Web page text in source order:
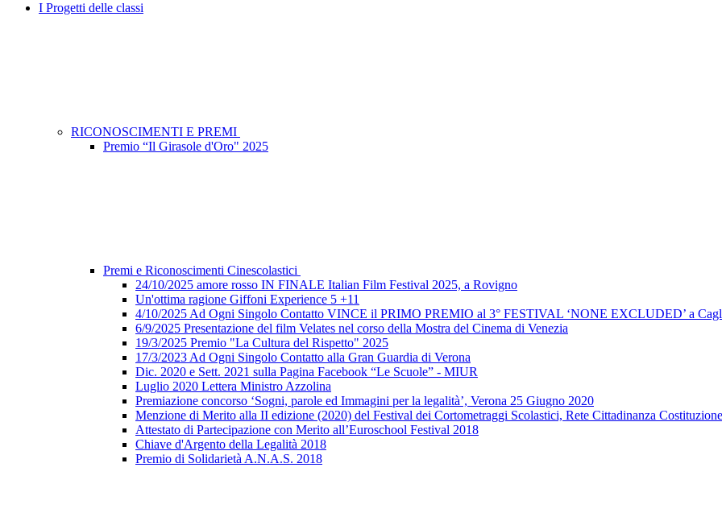
I Progetti delle classi
RICONOSCIMENTI E PREMI
Premio “Il Girasole d'Oro" 2025
Premi e Riconoscimenti Cinescolastici
24/10/2025 amore rosso IN FINALE Italian Film Festival 2025, a Rovigno
Un'ottima ragione Giffoni Experience 5 +11
4/10/2025 Ad Ogni Singolo Contatto VINCE il PRIMO PREMIO al 3° FESTIVAL ‘NONE EXCLUDED’ a
6/9/2025 Presentazione del film Velates nel corso della Mostra del Cinema di Venezia
19/3/2025 Premio "La Cultura del Rispetto" 2025
17/3/2023 Ad Ogni Singolo Contatto alla Gran Guardia di Verona
Dic. 2020 e Sett. 2021 sulla Pagina Facebook “Le Scuole” - MIUR
Luglio 2020 Lettera Ministro Azzolina
Premiazione concorso ‘Sogni, parole ed Immagini per la legalità’, Verona 25 Giugno 2020
Menzione di Merito alla II edizione (2020) del Festival dei Cortometraggi Scolastici, Rete Cittadinanza
Attestato di Partecipazione con Merito all’Euroschool Festival 2018
Chiave d'Argento della Legalità 2018
Premio di Solidarietà A.N.A.S. 2018